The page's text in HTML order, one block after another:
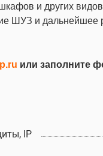
и других
ШУЗ и дальнейшее
или заполните
IP